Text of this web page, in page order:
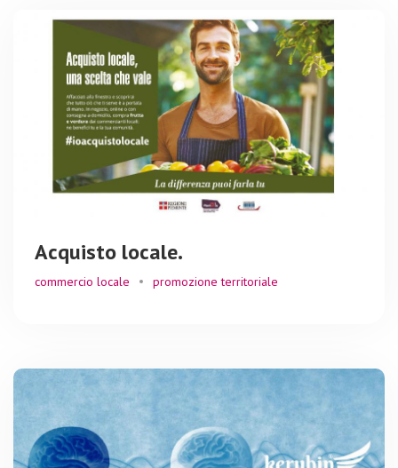
Acquisto locale.
commercio locale promozione territoriale